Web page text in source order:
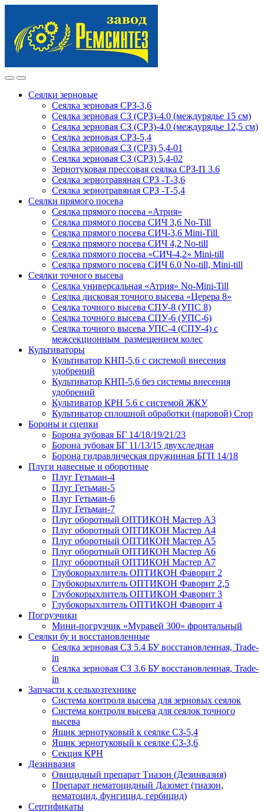
navigation
content
Сеялки зерновые
Сеялка зерновая СРЗ-3,6
Сеялка зерновая СЗ (СРЗ)-4.0 (междурядье 15 см)
Сеялка зерновая СЗ (СРЗ)-4.0 (междурядье 12,5 см)
Сеялка зерновая СРЗ-5,4
Сеялка зерновая СЗ (СРЗ) 5,4-01
Сеялка зерновая СЗ (СРЗ) 5,4-02
Зернотуковая прессовая сеялка СРЗ-П 3.6
Сеялка зернотравяная СРЗ -Т-3,6
Сеялка зернотравяная СРЗ -Т-5,4
Сеялки прямого посева
Сеялка прямого посева «Атрия»
Сеялка прямого посева СИЧ 3,6 No-Till
Сеялка прямого посева СИЧ-3,6 Mini-Till
Сеялка прямого посева СИЧ 4,2 No-till
Сеялка прямого посева «СИЧ-4,2» Mini-till
Сеялка прямого посева СИЧ 6.0 No-till, Mini-till
Сеялки точного высева
Сеялка универсальная «Атрия» No-Mini-Till
Сеялка дисковая точного высева «Церера 8»
Сеялка точного высева СПУ-8 (УПС 8)
Сеялка точного высева СПУ-6 (УПС-6)
Сеялка точного высева УПС-4 (СПУ-4) с
межсекционным размещением колес
Культиваторы
Культиватор КНП-5,6 с системой внесения
удобрений
Культиватор КНП-5,6 без системы внесения
удобрений
Культиватор КРН 5.6 с системой ЖКУ
Культиватор сплошной обработки (паровой) Crop
Бороны и сцепки
Борона зубовая БГ 14/18/19/21/23
Борона зубовая БГ 11/13/15 двухследная
Борона гидравлическая пружинная БГП 14/18
Плуги навесные и оборотные
Плуг Гетьман-4
Плуг Гетьман-5
Плуг Гетьман-6
Плуг Гетьман-7
Плуг оборотный ОПТИКОН Мастер А3
Плуг оборотный ОПТИКОН Мастер А4
Плуг оборотный ОПТИКОН Мастер А5
Плуг оборотный ОПТИКОН Мастер А6
Плуг оборотный ОПТИКОН Мастер А7
Глубокорыхлитель ОПТИКОН Фаворит 2
Глубокорыхлитель ОПТИКОН Фаворит 2,5
Глубокорыхлитель ОПТИКОН Фаворит 3
Глубокорыхлитель ОПТИКОН Фаворит 4
Погрузчики
Мини-погрузчик «Муравей 300» фронтальный
Сеялки бу и восстановленные
Сеялка зерновая СЗ 5.4 БУ восстановленная, Trade-
in
Сеялка зерновая СЗ 3.6 БУ восстановленная, Trade-
in
Запчасти к сельхозтехнике
Система контроля высева для зерновых сеялок
Система контроля высева для сеялок точного
высева
Ящик зернотуковый к сеялке СЗ-5,4
Ящик зернотуковый к сеялке СЗ-3,6
Секция КРН
Дезинвазия
Овицидный препарат Тиазон (Дезинвазия)
Препарат нематоцидный Дазомет (тиазон,
нематоцид, фунгицид, гербицид)
Сертификаты